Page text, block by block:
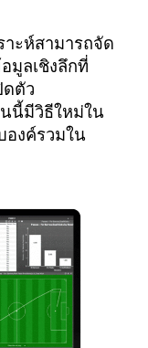
าะห์สามารถจัด
มูลเชิงลึกที่
ดตัว
นี้มีวิธีใหม่ใน
องค์รวมใน